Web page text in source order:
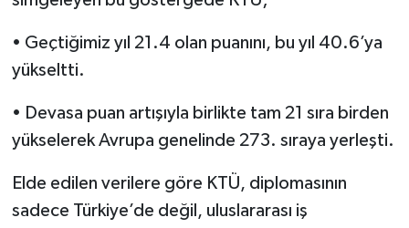
• Geçtiğimiz yıl 21.4 olan puanını, bu yıl 40.6’ya
yükseltti.
• Devasa puan artışıyla birlikte tam 21 sıra birden
yükselerek Avrupa genelinde 273. sıraya yerleşti.
Elde edilen verilere göre KTÜ, diplomasının
sadece Türkiye’de değil, uluslararası iş